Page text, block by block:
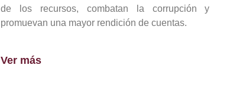
de los recursos, combatan la corrupción y
promuevan una mayor rendición de cuentas.
Ver más